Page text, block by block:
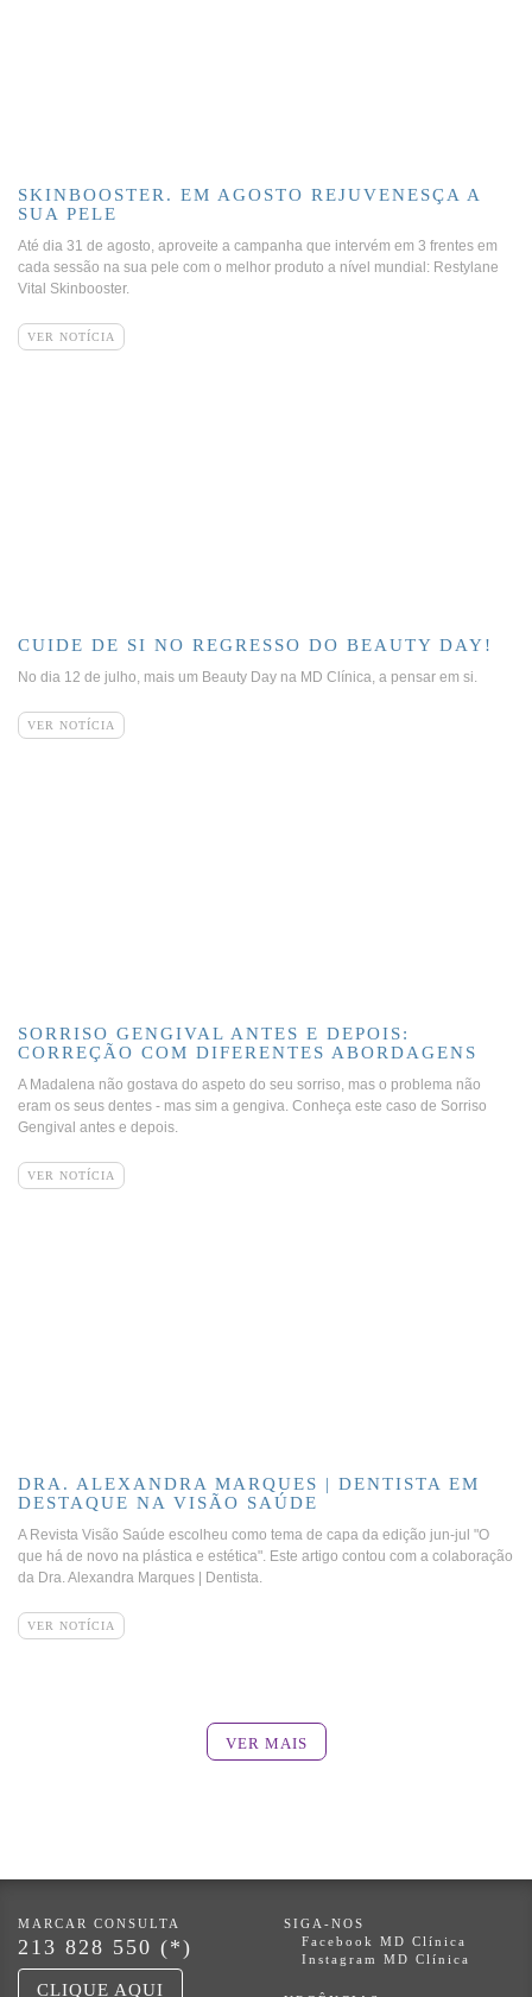
SKINBOOSTER. EM AGOSTO REJUVENESÇA A
SUA PELE
Até dia 31 de agosto, aproveite a campanha que intervém em 3 frentes em
cada sessão na sua pele com o melhor produto a nível mundial: Restylane
Vital Skinbooster.
VER NOTÍCIA
CUIDE DE SI NO REGRESSO DO BEAUTY DAY!
No dia 12 de julho, mais um Beauty Day na MD Clínica, a pensar em si.
VER NOTÍCIA
SORRISO GENGIVAL ANTES E DEPOIS:
CORREÇÃO COM DIFERENTES ABORDAGENS
A Madalena não gostava do aspeto do seu sorriso, mas o problema não
eram os seus dentes - mas sim a gengiva. Conheça este caso de Sorriso
Gengival antes e depois.
VER NOTÍCIA
DRA. ALEXANDRA MARQUES | DENTISTA EM
DESTAQUE NA VISÃO SAÚDE
A Revista Visão Saúde escolheu como tema de capa da edição jun-jul "O
que há de novo na plástica e estética". Este artigo contou com a colaboração
da Dra. Alexandra Marques | Dentista.
VER NOTÍCIA
VER MAIS
MARCAR CONSULTA
213 828 550 (*)
CLIQUE AQUI
SIGA-NOS
Facebook MD Clínica
Instagram MD Clínica